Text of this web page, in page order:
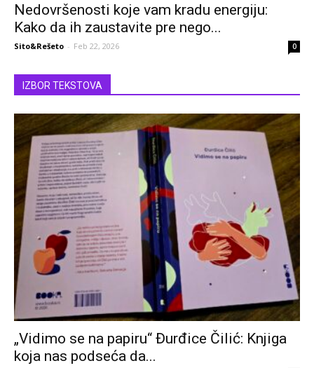
Nedovršenosti koje vam kradu energiju:
Kako da ih zaustavite pre nego...
Sito&Rešeto - Feb 22, 2026 0
IZBOR TEKSTOVA
„Vidimo se na papiru“ Đurđice Čilić: Knjiga
koja nas podseća da...